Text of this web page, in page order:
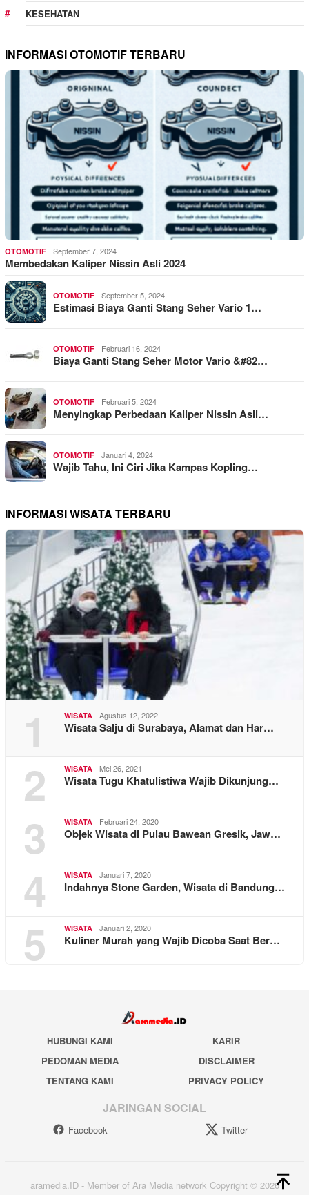
KESEHATAN
INFORMASI OTOMOTIF TERBARU
OTOMOTIF September 7, 2024
Membedakan Kaliper Nissin Asli 2024
OTOMOTIF September 5, 2024
Estimasi Biaya Ganti Stang Seher Vario 1…
OTOMOTIF Februari 16, 2024
Biaya Ganti Stang Seher Motor Vario &#82…
OTOMOTIF Februari 5, 2024
Menyingkap Perbedaan Kaliper Nissin Asli…
OTOMOTIF Januari 4, 2024
Wajib Tahu, Ini Ciri Jika Kampas Kopling…
INFORMASI WISATA TERBARU
1 WISATA Agustus 12, 2022
Wisata Salju di Surabaya, Alamat dan Har…
2 WISATA Mei 26, 2021
Wisata Tugu Khatulistiwa Wajib Dikunjung…
3 WISATA Februari 24, 2020
Objek Wisata di Pulau Bawean Gresik, Jaw…
4 WISATA Januari 7, 2020
Indahnya Stone Garden, Wisata di Bandung…
5 WISATA Januari 2, 2020
Kuliner Murah yang Wajib Dicoba Saat Ber…
HUBUNGI KAMI
KARIR
PEDOMAN MEDIA
DISCLAIMER
TENTANG KAMI
PRIVACY POLICY
JARINGAN SOCIAL
Facebook Twitter
aramedia.ID - Member of Ara Media network Copyright © 2026